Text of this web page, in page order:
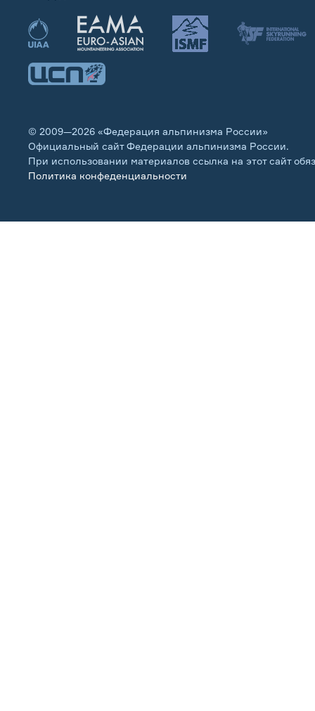
© 2009—2026 «Федерация альпинизма России»
Официальный сайт Федерации альпинизма России.
При использовании материалов ссылка на этот сайт
Политика конфеденциальности